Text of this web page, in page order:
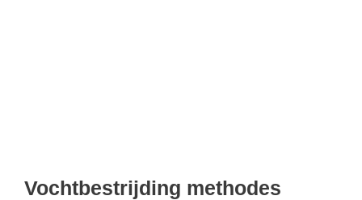
Vochtbestrijding methodes